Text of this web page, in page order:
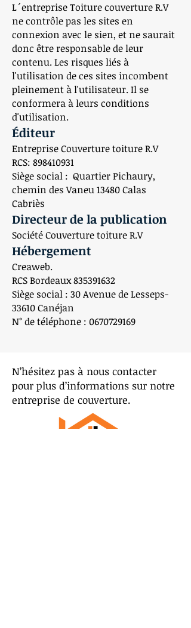
L´entreprise Toiture couverture R.V
ne contrôle pas les sites en
connexion avec le sien, et ne saurait
donc être responsable de leur
contenu. Les risques liés à
l'utilisation de ces sites incombent
pleinement à l'utilisateur. Il se
conformera à leurs conditions
d'utilisation.
Éditeur
Entreprise Couverture toiture R.V
RCS: 898410931
Siège social : Quartier Pichaury,
chemin des Vaneu 13480 Calas
Cabriès
Directeur de la publication
Société Couverture toiture R.V
Hébergement
Creaweb.
RCS Bordeaux 835391632
Siège social : 30 Avenue de Lesseps-
33610 Canéjan
N° de téléphone : 0670729169
N’hésitez pas à nous contacter
pour plus d’informations sur notre
entreprise de couverture.